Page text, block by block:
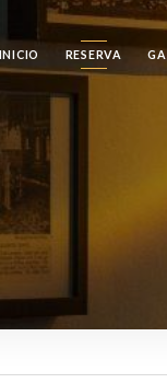
INICIO RESERVA